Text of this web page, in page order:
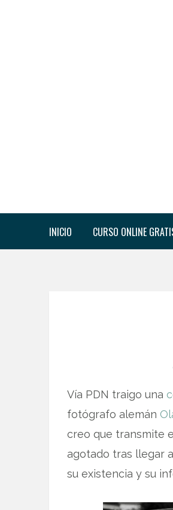
INICIO CURSO ONLINE
Vía PDN traigo una
fotógrafo alemán
creo que transmite
agotado tras llegar
su existencia y su